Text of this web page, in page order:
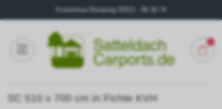
Kostenlose Beratung
SC 510 x 700 cm in Fichte KVH